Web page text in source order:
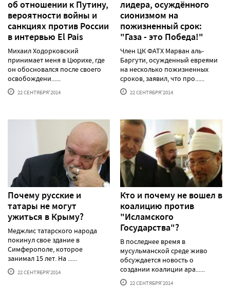
об отношении к Путину,
вероятности войны и
санкциях против России
в интервью El Pais
Михаил Ходорковский
принимает меня в Цюрихе, где
он обосновался после своего
освобождени......
22 СЕНТЯБРЯ'2014
лидера, осуждённого
сионизмом на
пожизненный срок:
"Газа - это Победа!"
Член ЦК ФАТХ Марван аль-
Баргути, осужденный евреями
на несколько пожизненных
сроков, заявил, что про......
22 СЕНТЯБРЯ'2014
Почему русские и
татары не могут
ужиться в Крыму?
Меджлис татарского народа
покинул свое здание в
Симферополе, которое
занимал 15 лет. На ......
22 СЕНТЯБРЯ'2014
Кто и почему не вошел в
коалицию против
"Исламского
Государства"?
В последнее время в
мусульманской среде живо
обсуждается новость о
создании коалиции ара......
22 СЕНТЯБРЯ'2014